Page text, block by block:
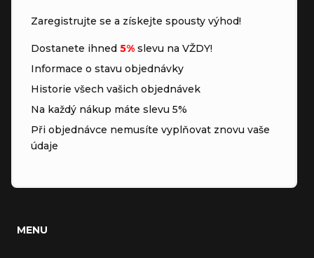
Zaregistrujte se a získejte spousty výhod!
Dostanete ihned 5% slevu na VŽDY!
Informace o stavu objednávky
Historie všech vašich objednávek
Na každý nákup máte slevu 5%
Při objednávce nemusíte vyplňovat znovu vaše
údaje
MENU